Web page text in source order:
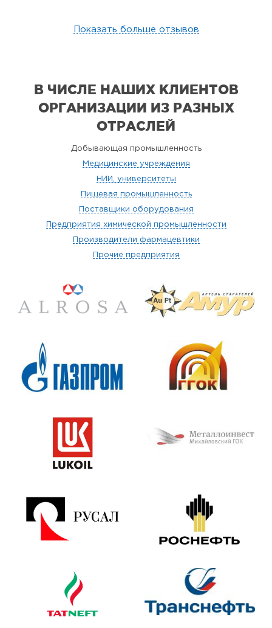
Показать больше отзывов
В ЧИСЛЕ НАШИХ КЛИЕНТОВ
ОРГАНИЗАЦИИ ИЗ РАЗНЫХ
ОТРАСЛЕЙ
Добывающая промышленность
Медицинские учреждения
НИИ, университеты
Пищевая промышленность
Поставщики оборудования
Предприятия химической промышленности
Производители фармацевтики
Прочие предприятия